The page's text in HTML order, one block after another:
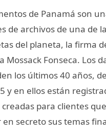
de Panamá son
de archivos de una de
del planeta, la firma
Mossack Fonseca. Los
los últimos 40 años,
y en ellos están
para clientes
secreto sus temas